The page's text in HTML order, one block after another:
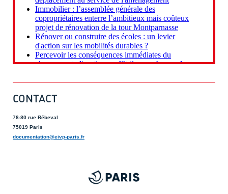
CONTACT
78-80 rue Rébeval
75019 Paris
documentation@eivp-paris.fr